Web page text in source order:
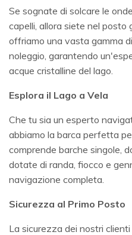
Se sognate di solcare le
capelli, allora siete nel posto
offriamo una vasta gamma
noleggio, garantendo
acque cristalline del lago.
Esplora il Lago a Vela
Che tu sia un esperto
abbiamo la barca perfetta
comprende barche singole,
dotate di randa, fiocco e
navigazione completa.
Sicurezza al Primo Posto
La sicurezza dei nostri